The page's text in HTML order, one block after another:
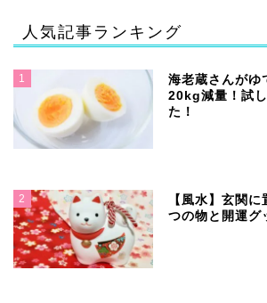
人気記事ランキング
1
海老蔵さんがゆ
20kg減量！試
た！
2
【風水】玄関
つの物と開運グ